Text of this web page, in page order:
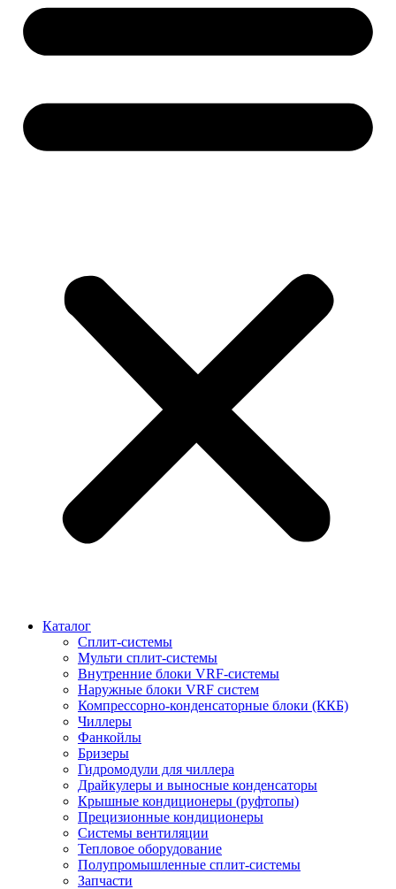
Каталог
Сплит-системы
Мульти сплит-системы
Внутренние блоки VRF-cистемы
Наружные блоки VRF cистем
Компрессорно-конденсаторные блоки (ККБ)
Чиллеры
Фанкойлы
Бризеры
Гидромодули для чиллера
Драйкулеры и выносные конденсаторы
Крышные кондиционеры (руфтопы)
Прецизионные кондиционеры
Системы вентиляции
Тепловое оборудование
Полупромышленные сплит-системы
Запчасти